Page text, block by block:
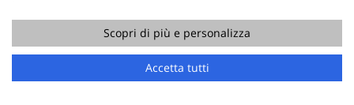
Climatizzatore, Climatizzatore automatico, 2 zone, Controllo
automatico clima, Controllo trazione, Cronologia tagliandi, ESP,
Fari direzionali, Fari Xenon, Fendinebbia, Gomme nuove,
Immobilizzatore elettronico, Interni in pelle, Lettore CD, MP3,
Pacchetto sportivo, Parabrezza riscaldabile, Regolazione
Scopri di più e personalizza
Accetta tutti